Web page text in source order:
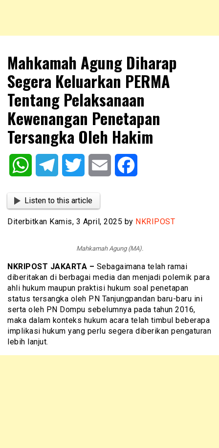
NKRIPOST
Mahkamah Agung Diharap
Segera Keluarkan PERMA
Tentang Pelaksanaan
Kewenangan Penetapan
Tersangka Oleh Hakim
WhatsAppTelegram Twitter Email
Listen to this article
Diterbitkan Kamis, 3 April, 2025 by NKRIPOST
Mahkamah Agung (MA).
NKRIPOST JAKARTA – Sebagaimana telah ramai
diberitakan di berbagai media dan menjadi polemik para
ahli hukum maupun praktisi hukum soal penetapan
status tersangka oleh PN Tanjungpandan baru-baru ini
serta oleh PN Dompu sebelumnya pada tahun 2016,
maka dalam konteks hukum acara telah timbul beberapa
implikasi hukum yang perlu segera diberikan pengaturan
lebih lanjut.